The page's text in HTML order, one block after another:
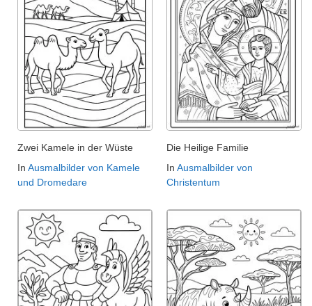
Zwei Kamele in der Wüste
In Ausmalbilder von Kamele
und Dromedare
Die Heilige Familie
In Ausmalbilder von
Christentum